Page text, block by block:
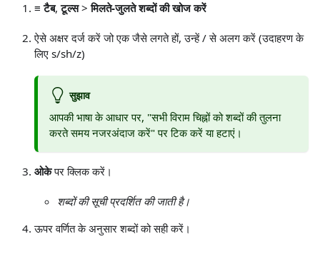
≡ टैब,टूल्स > मिलते-जुलते शब्दों की खोज करें
ऐसे अक्षर दर्ज करें जो एक जैसे लगते हों, उन्हें / से अलग करें (उदाहरण के
लिए s/sh/z)
सुझाव
आपकी भाषा के आधार पर, "सभी विराम चिह्नों को शब्दों की तुलना
करते समय नजरअंदाज करें" पर टिक करें या हटाएं।
ओकेपर क्लिक करें।
शब्दों की सूची प्रदर्शित की जाती है।
ऊपर वर्णित के अनुसार शब्दों को सही करें।